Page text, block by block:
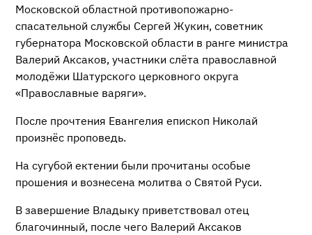
Московской областной противопожарно-
спасательной службы Сергей Жукин, советник
губернатора Московской области в ранге министра
Валерий Аксаков, участники слёта православной
молодёжи Шатурского церковного округа
«Православные варяги».
После прочтения Евангелия епископ Николай
произнёс проповедь.
На сугубой ектении были прочитаны особые
прошения и вознесена молитва о Святой Руси.
В завершение Владыку приветствовал отец
благочинный, после чего Валерий Аксаков